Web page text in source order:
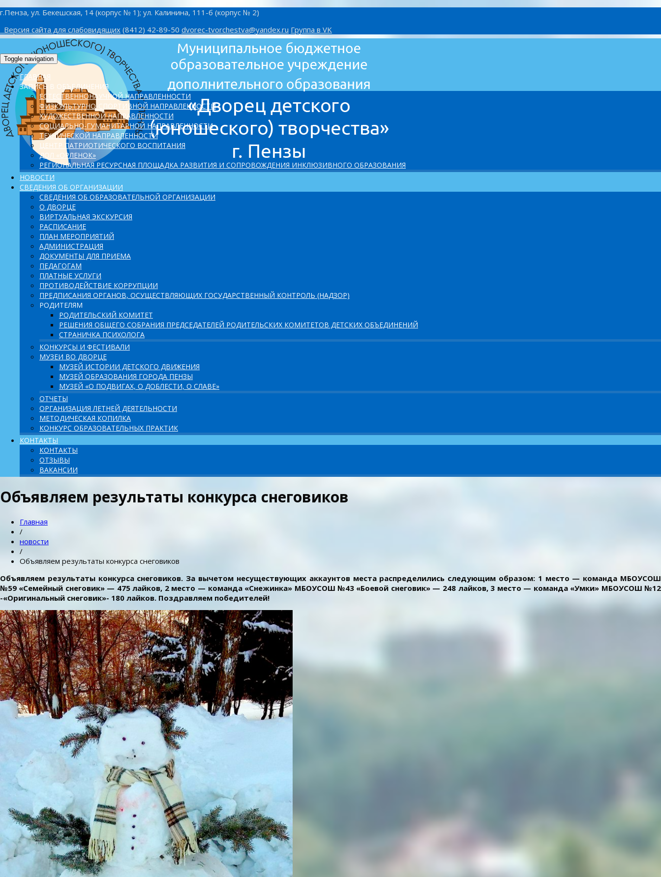
г.Пенза, ул. Бекешская, 14 (корпус № 1); ул. Калинина, 111-б (корпус № 2)
Версия сайта для слабовидящих (8412) 42-89-50 dvorec-tvorchestva@yandex.ru Группа в VK
Toggle navigation
ГЛАВНАЯ
ЗАПИСЬ В ОБЪЕДИНЕНИЯ
ЕСТЕСТВЕННОНАУЧНОЙ НАПРАВЛЕННОСТИ
ФИЗКУЛЬТУРНО-СПОРТИВНОЙ НАПРАВЛЕННОСТИ
ХУДОЖЕСТВЕННОЙ НАПРАВЛЕННОСТИ
СОЦИАЛЬНО-ГУМАНИТАРНОЙ НАПРАВЛЕННОСТИ
ТЕХНИЧЕСКОЙ НАПРАВЛЕННОСТИ
ЦЕНТР ПАТРИОТИЧЕСКОГО ВОСПИТАНИЯ
ДОЛ «ОРЛЕНОК»
PЕГИОНАЛЬНАЯ РЕСУРСНАЯ ПЛОЩАДКА РАЗВИТИЯ И СОПРОВОЖДЕНИЯ ИНКЛЮЗИВНОГО ОБРАЗОВАНИЯ
НОВОСТИ
СВЕДЕНИЯ ОБ ОРГАНИЗАЦИИ
СВЕДЕНИЯ ОБ ОБРАЗОВАТЕЛЬНОЙ ОРГАНИЗАЦИИ
О ДВОРЦЕ
ВИРТУАЛЬНАЯ ЭКСКУРСИЯ
РАСПИСАНИЕ
ПЛАН МЕРОПРИЯТИЙ
АДМИНИСТРАЦИЯ
ДОКУМЕНТЫ ДЛЯ ПРИЕМА
ПЕДАГОГАМ
ПЛАТНЫЕ УСЛУГИ
ПРОТИВОДЕЙСТВИЕ КОРРУПЦИИ
ПРЕДПИСАНИЯ ОРГАНОВ, ОСУЩЕСТВЛЯЮЩИХ ГОСУДАРСТВЕННЫЙ КОНТРОЛЬ (НАДЗОР)
РОДИТЕЛЯМ
РОДИТЕЛЬСКИЙ КОМИТЕТ
РЕШЕНИЯ ОБЩЕГО СОБРАНИЯ ПРЕДСЕДАТЕЛЕЙ РОДИТЕЛЬСКИХ КОМИТЕТОВ ДЕТСКИХ ОБЪЕДИНЕНИЙ
СТРАНИЧКА ПСИХОЛОГА
КОНКУРСЫ И ФЕСТИВАЛИ
МУЗЕИ ВО ДВОРЦЕ
МУЗЕЙ ИСТОРИИ ДЕТСКОГО ДВИЖЕНИЯ
МУЗЕЙ ОБРАЗОВАНИЯ ГОРОДА ПЕНЗЫ
МУЗЕЙ «О ПОДВИГАХ, О ДОБЛЕСТИ, О СЛАВЕ»
ОТЧЕТЫ
ОРГАНИЗАЦИЯ ЛЕТНЕЙ ДЕЯТЕЛЬНОСТИ
МЕТОДИЧЕСКАЯ КОПИЛКА
КОНКУРС ОБРАЗОВАТЕЛЬНЫХ ПРАКТИК
КОНТАКТЫ
КОНТАКТЫ
ОТЗЫВЫ
ВАКАНСИИ
Объявляем результаты конкурса снеговиков
Главная
/
новости
/
Объявляем результаты конкурса снеговиков
Объявляем результаты конкурса снеговиков. За вычетом несуществующих аккаунтов места распределились следующим образом: 1 место — команда МБОУСОШ
№59 «Семейный снеговик» — 475 лайков, 2 место — команда «Снежинка» МБОУСОШ №43 «Боевой снеговик» — 248 лайков, 3 место — команда «Умки» МБОУСОШ №12
-«Оригинальный снеговик»- 180 лайков. Поздравляем победителей!